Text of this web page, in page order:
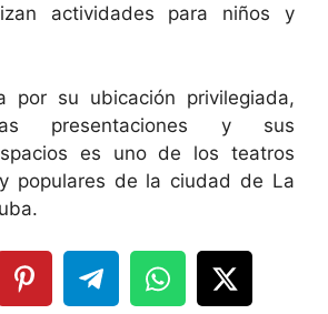
actividades para niños y
por su ubicación privilegiada,
presentaciones y sus
es uno de los teatros
populares de la ciudad de La